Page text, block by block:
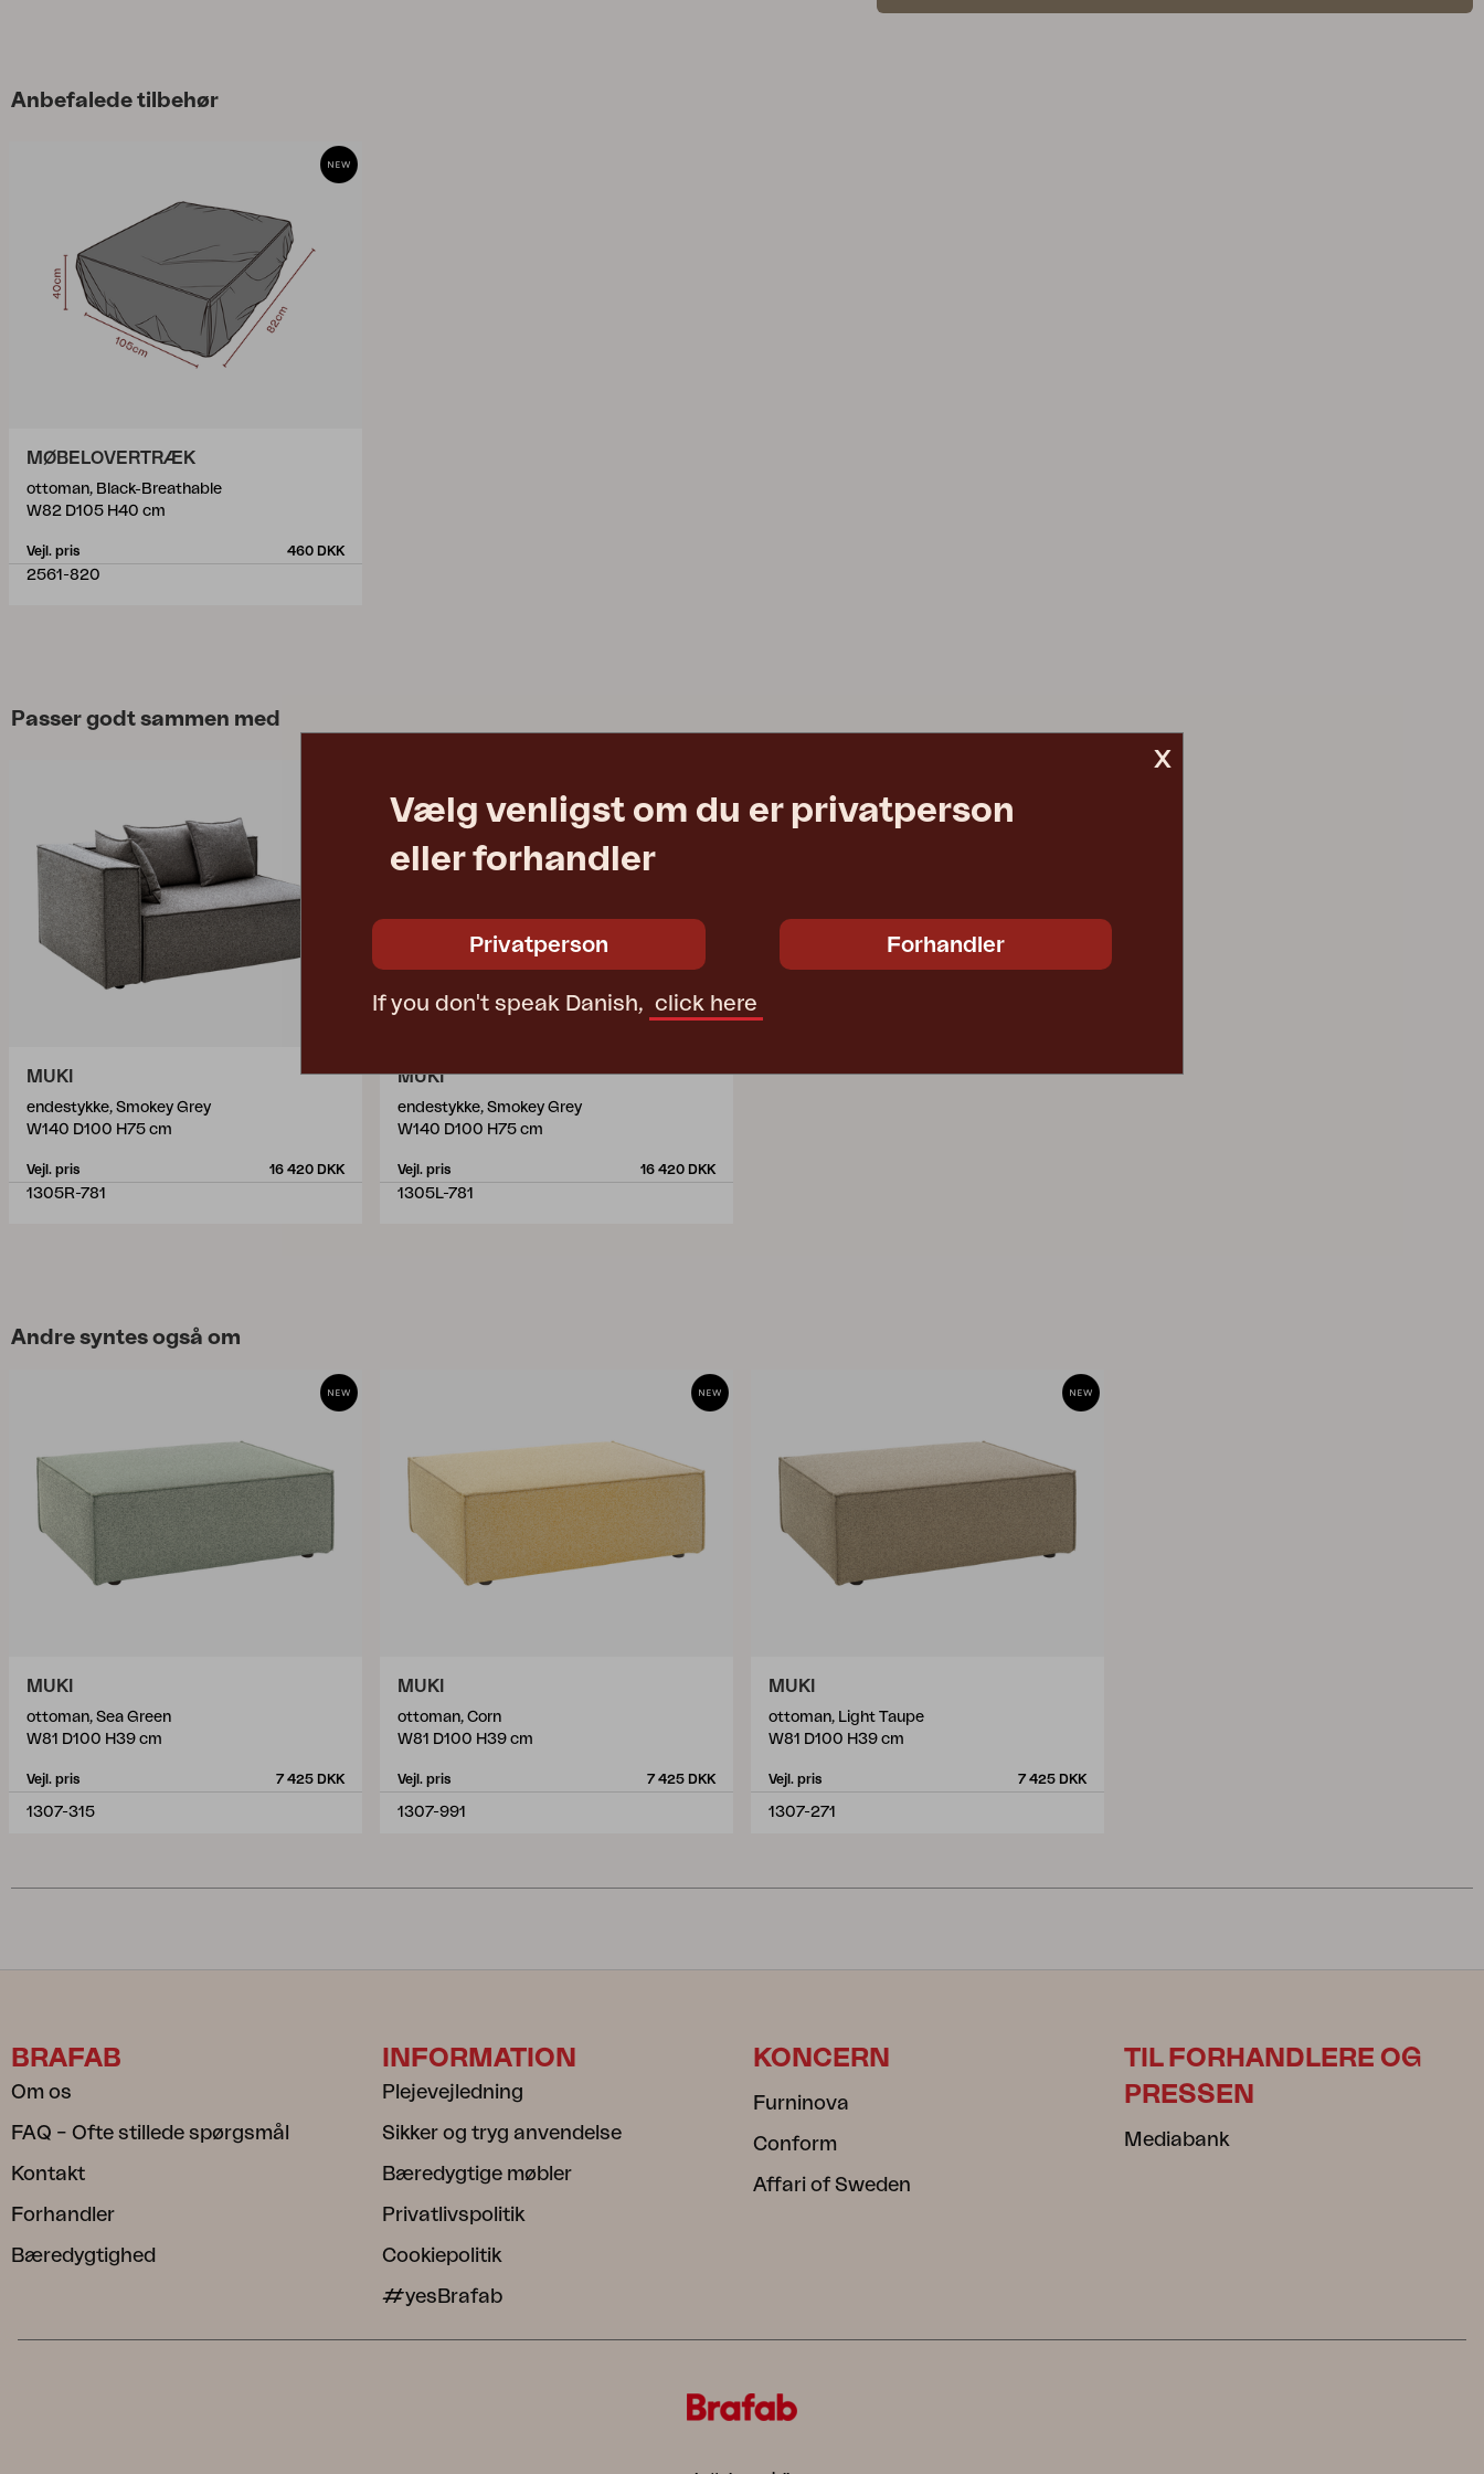
Anbefalede tilbehør
MØBELOVERTRÆK
ottoman, Black-Breathable
W82 D105 H40 cm
Vejl. pris 460 DKK
2561-820
Passer godt sammen med
MUKI
endestykke, Smokey Grey
W140 D100 H75 cm
Vejl. pris 16 420 DKK
1305R-781
MUKI
endestykke, Smokey Grey
W140 D100 H75 cm
Vejl. pris 16 420 DKK
1305L-781
Andre syntes også om
MUKI
ottoman, Sea Green
W81 D100 H39 cm
Vejl. pris 7 425 DKK
1307-315
MUKI
ottoman, Corn
W81 D100 H39 cm
Vejl. pris 7 425 DKK
1307-991
MUKI
ottoman, Light Taupe
W81 D100 H39 cm
Vejl. pris 7 425 DKK
1307-271
x
Vælg venligst om du er privatperson
eller forhandler
Privatperson Forhandler
If you don't speak Danish, click here
BRAFAB
Om os
FAQ – Ofte stillede spørgsmål
Kontakt
Forhandler
Bæredygtighed
INFORMATION
Plejevejledning
Sikker og tryg anvendelse
Bæredygtige møbler
Privatlivspolitik
Cookiepolitik
#yesBrafab
KONCERN
Furninova
Conform
Affari of Sweden
TIL FORHANDLERE OG
PRESSEN
Mediabank